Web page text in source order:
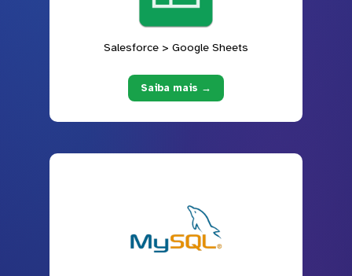
Salesforce > Google Sheets
Saiba mais →